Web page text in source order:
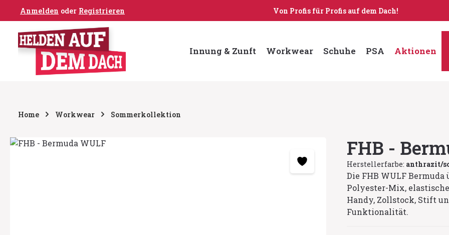
Hauptinhalt springen
Zur Hauptnavigation springen
Anmelden oder Registrieren Von Profis für Profis auf dem Dach!
Innung & Zunft Workwear Schuhe PSA Aktionen
Home Workwear Sommerkollektion
Bildergalerie überspringen FHB -
Herstellerfarbe: anthrazit/
Die FHB WULF
Polyester-Mix,
Handy, Zollstock, Stift
Funktionalität.